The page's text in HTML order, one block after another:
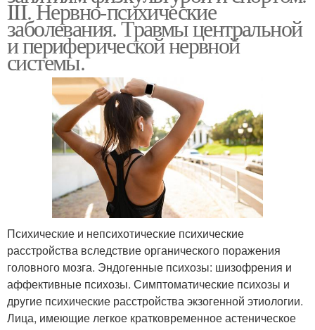
III. Нервно-психические
заболевания. Травмы центральной
и периферической нервной
системы.
Психические и непсихотические психические
расстройства вследствие органического поражения
головного мозга. Эндогенные психозы: шизофрения и
аффективные психозы. Симптоматические психозы и
другие психические расстройства экзогенной этиологии.
Лица, имеющие легкое кратковременное астеническое